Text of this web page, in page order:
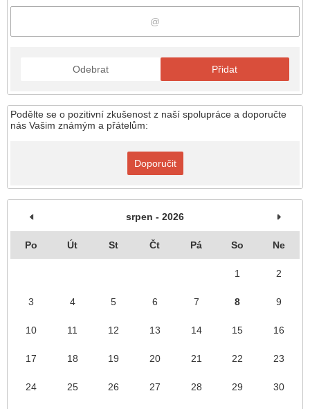
Odebrat Přidat
Podělte se o pozitivní zkušenost z naší spolupráce a doporučte
nás Vašim známým a přátelům:
Doporučit
srpen - 2026
Po Út St Čt Pá So Ne
1 2
3 4 5 6 7 8 9
10 11 12 13 14 15 16
17 18 19 20 21 22 23
24 25 26 27 28 29 30